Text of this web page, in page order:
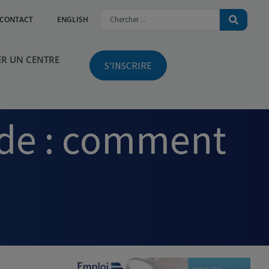
CONTACT ENGLISH
UN CENTRE S'INSCRIRE
: comment